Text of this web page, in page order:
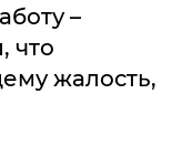
–
что
жалость,